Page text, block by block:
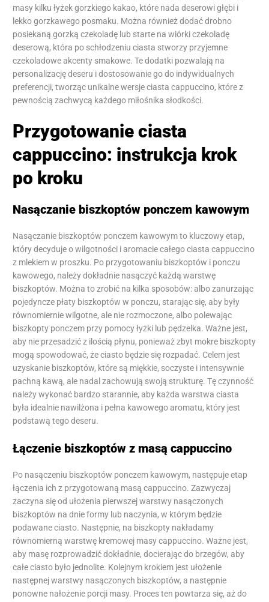
masy kilku łyżek gorzkiego kakao, które nada deserowi głębi i
lekko gorzkawego posmaku. Można również dodać drobno
posiekaną gorzką czekoladę lub starte na wiórki czekoladę
deserową, która po schłodzeniu ciasta stworzy przyjemne
czekoladowe akcenty smakowe. Te dodatki pozwalają na
personalizację deseru i dostosowanie go do indywidualnych
preferencji, tworząc unikalne wersje ciasta cappuccino, które z
pewnością zachwycą każdego miłośnika słodkości.
Przygotowanie ciasta
cappuccino: instrukcja krok
po kroku
Nasączanie biszkoptów ponczem kawowym
Nasączanie biszkoptów ponczem kawowym to kluczowy etap,
który decyduje o wilgotności i aromacie całego ciasta cappuccino
z mlekiem w proszku. Po przygotowaniu biszkoptów i ponczu
kawowego, należy dokładnie nasączyć każdą warstwę
biszkoptów. Można to zrobić na kilka sposobów: albo zanurzając
pojedyncze płaty biszkoptów w ponczu, starając się, aby były
równomiernie wilgotne, ale nie rozmoczone, albo polewając
biszkopty ponczem przy pomocy łyżki lub pędzelka. Ważne jest,
aby nie przesadzić z ilością płynu, ponieważ zbyt mokre biszkopty
mogą spowodować, że ciasto będzie się rozpadać. Celem jest
uzyskanie biszkoptów, które są miękkie, soczyste i intensywnie
pachną kawą, ale nadal zachowują swoją strukturę. Tę czynność
należy wykonać bardzo starannie, aby każda warstwa ciasta
była idealnie nawilżona i pełna kawowego aromatu, który jest
podstawą tego deseru.
Łączenie biszkoptów z masą cappuccino
Po nasączeniu biszkoptów ponczem kawowym, następuje etap
łączenia ich z przygotowaną masą cappuccino. Zazwyczaj
zaczyna się od ułożenia pierwszej warstwy nasączonych
biszkoptów na dnie formy lub naczynia, w którym będzie
podawane ciasto. Następnie, na biszkopty nakładamy
równomierną warstwę kremowej masy cappuccino. Ważne jest,
aby masę rozprowadzić dokładnie, docierając do brzegów, aby
całe ciasto było jednolite. Kolejnym krokiem jest ułożenie
następnej warstwy nasączonych biszkoptów, a następnie
ponowne nałożenie porcji masy. Proces ten powtarza się, aż do